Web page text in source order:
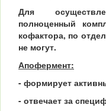
Для
полноценный
кофактора, по
не могут.
Апофермент:
- формирует
- отвечает за